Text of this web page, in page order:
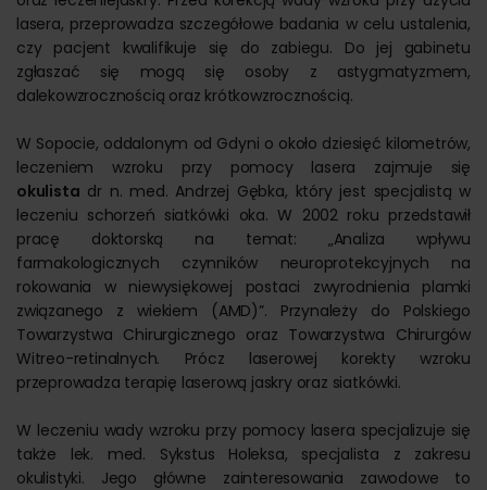
lasera, przeprowadza szczegółowe badania w celu ustalenia,
czy pacjent kwalifikuje się do zabiegu. Do jej gabinetu
zgłaszać się mogą się osoby z astygmatyzmem,
dalekowzrocznością oraz krótkowzrocznością.
W Sopocie, oddalonym od Gdyni o około dziesięć kilometrów,
leczeniem wzroku przy pomocy lasera zajmuje się
okulista dr n. med. Andrzej Gębka, który jest specjalistą w
leczeniu schorzeń siatkówki oka. W 2002 roku przedstawił
pracę doktorską na temat: „Analiza wpływu
farmakologicznych czynników neuroprotekcyjnych na
rokowania w niewysiękowej postaci zwyrodnienia plamki
związanego z wiekiem (AMD)”. Przynależy do Polskiego
Towarzystwa Chirurgicznego oraz Towarzystwa Chirurgów
Witreo-retinalnych. Prócz laserowej korekty wzroku
przeprowadza terapię laserową jaskry oraz siatkówki.
W leczeniu wady wzroku przy pomocy lasera specjalizuje się
także lek. med. Sykstus Holeksa, specjalista z zakresu
okulistyki. Jego główne zainteresowania zawodowe to